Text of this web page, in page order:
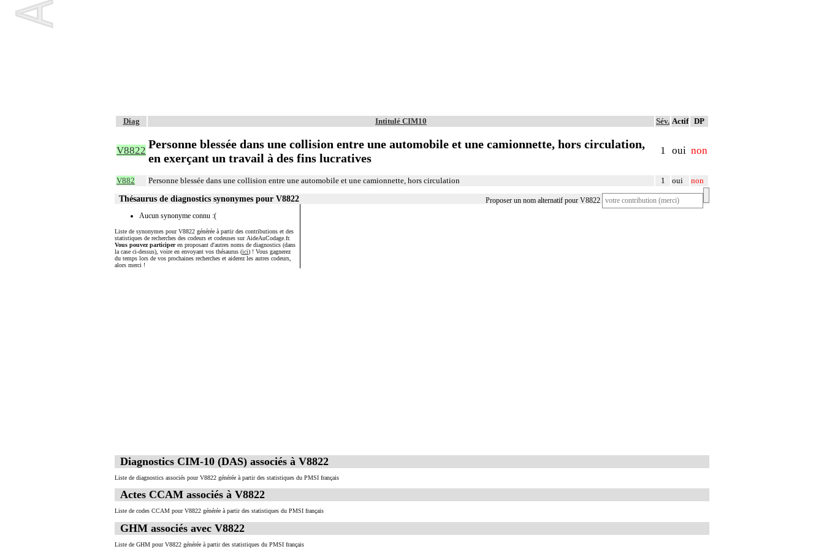
Diag Intitulé CIM10 Sév. Actif DP
V8822 Personne blessée dans une collision entre une automobile et une camionnette, hors circulation,
en exerçant un travail à des fins lucratives
1 oui non
V882 Personne blessée dans une collision entre une automobile et une camionnette, hors circulation 1 oui non
Proposer un nom alternatif pour V8822
Thésaurus de diagnostics synonymes pour V8822
Aucun synonyme connu :(
Liste de synonymes pour V8822 générée à partir des contributions et des
statistiques de recherches des codeurs et codeuses sur AideAuCodage.fr.
Vous pouvez participeren proposant d'autres noms de diagnostics (dans
la case ci-dessus), voire en envoyant vos thésaurus (ici) ! Vous gagnerez
du temps lors de vos prochaines recherches et aiderez les autres codeurs,
alors merci !
Diagnostics CIM-10 (DAS) associés à V8822
Liste de diagnostics associés pour V8822 générée à partir des statistiques du PMSI français
Actes CCAM associés à V8822
Liste de codes CCAM pour V8822 générée à partir des statistiques du PMSI français
GHM associés avec V8822
Liste de GHM pour V8822 générée à partir des statistiques du PMSI français